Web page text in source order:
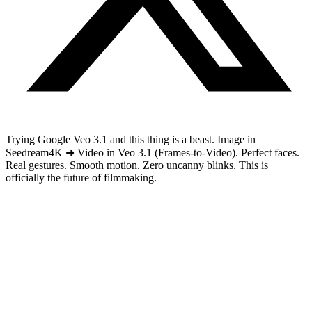
Trying Google Veo 3.1 and this thing is a beast. Image in
Seedream4K ➜ Video in Veo 3.1 (Frames-to-Video). Perfect faces.
Real gestures. Smooth motion. Zero uncanny blinks. This is
officially the future of filmmaking.